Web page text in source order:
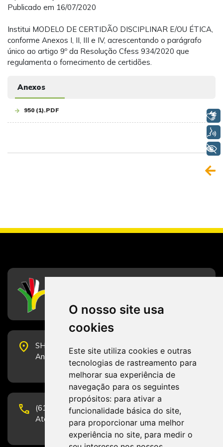
O nosso site usa
cookies
Este site utiliza cookies e outras
tecnologias de rastreamento para
melhorar sua experiência de
navegação para os seguintes
propósitos: para ativar a
funcionalidade básica do site,
para proporcionar uma melhor
experiência no site, para medir o
Publicado em 16/07/2020
Institui MODELO DE CERTIDÃO DISCIPLINAR E/OU ÉTICA,
conforme Anexos I, II, III e IV, acrescentando o parágrafo
único ao artigo 9º da Resolução Cfess 934/2020 que
regulamenta o fornecimento de certidões.
Anexos
950 (1).PDF
place
SHS Quadra 6, Bloco E, Complexo Brasil 21, 20º
Andar, Sala 2001 - CEP 70322-915 - Brasília/DF
phone
(61) 3223-1652 e (61) 98131-3801.
Atendimento por telefone em horário comercial